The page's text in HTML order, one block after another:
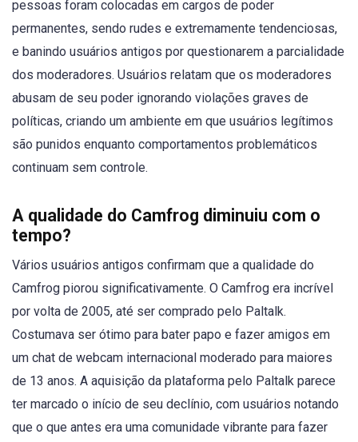
pessoas foram colocadas em cargos de poder
permanentes, sendo rudes e extremamente tendenciosas,
e banindo usuários antigos por questionarem a parcialidade
dos moderadores. Usuários relatam que os moderadores
abusam de seu poder ignorando violações graves de
políticas, criando um ambiente em que usuários legítimos
são punidos enquanto comportamentos problemáticos
continuam sem controle.
A qualidade do Camfrog diminuiu com o
tempo?
Vários usuários antigos confirmam que a qualidade do
Camfrog piorou significativamente. O Camfrog era incrível
por volta de 2005, até ser comprado pelo Paltalk.
Costumava ser ótimo para bater papo e fazer amigos em
um chat de webcam internacional moderado para maiores
de 13 anos. A aquisição da plataforma pelo Paltalk parece
ter marcado o início de seu declínio, com usuários notando
que o que antes era uma comunidade vibrante para fazer